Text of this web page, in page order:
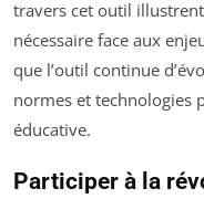
travers cet outil
nécessaire face aux
que l’outil continue
normes et technologies
éducative.
Participer à la